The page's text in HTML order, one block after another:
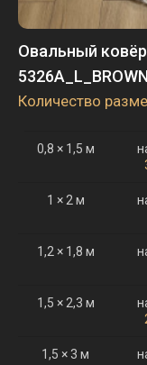
Овальный
Количество
0,8 × 1,5 м
1 × 2 м
1,2 × 1,8 м
1,5 × 2,3 м
1,5 × 3 м